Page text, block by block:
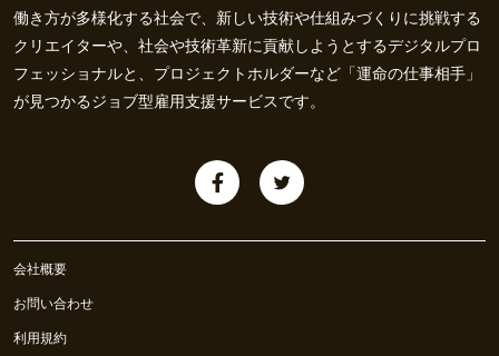
働き方が多様化する社会で、新しい技術や仕組みづくりに挑戦する
クリエイターや、社会や技術革新に貢献しようとするデジタルプロ
フェッショナルと、プロジェクトホルダーなど「運命の仕事相手」
が見つかるジョブ型雇用支援サービスです。
会社概要
お問い合わせ
利用規約